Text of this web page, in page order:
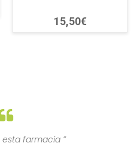
15,50€
farmacia ”